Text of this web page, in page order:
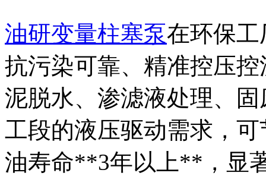
油研变量柱塞泵在环保
抗污染可靠、精准控压
泥脱水、渗滤液处理、
工段的液压驱动需求，
油寿命**3年以上**，显